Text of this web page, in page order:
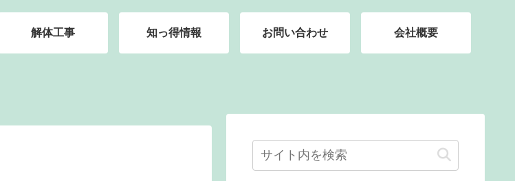
解体工事 知っ得情報 お問い合わせ 会社概要